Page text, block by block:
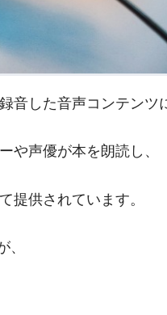
音した音声コンテンツ
や声優が本を朗読し、
提供されています。
、